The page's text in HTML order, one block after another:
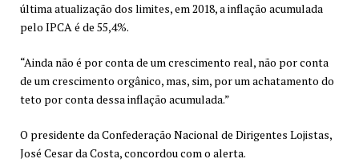
última atualização dos limites, em 2018, a inflação acumulada
pelo IPCA é de 55,4%.
“Ainda não é por conta de um crescimento real, não por conta
de um crescimento orgânico, mas, sim, por um achatamento do
teto por conta dessa inflação acumulada.”
O presidente da Confederação Nacional de Dirigentes Lojistas,
José Cesar da Costa, concordou com o alerta.